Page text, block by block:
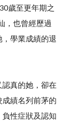
30歲至更年期之
，也曾經歷過
學業成績的退
真的她，卻在
績名列前茅的
性症狀及認知